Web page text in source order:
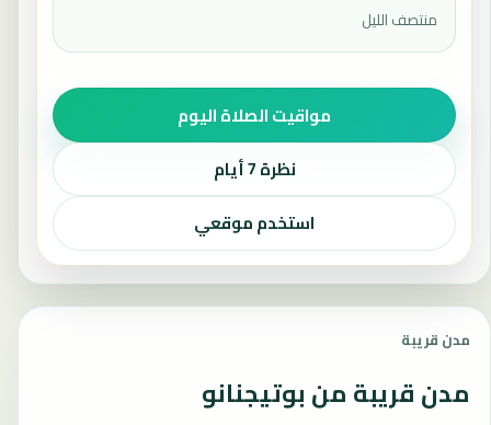
منتصف الليل
مواقيت الصلاة اليوم
نظرة 7 أيام
استخدم موقعي
مدن قريبة
مدن قريبة من بوتيجنانو